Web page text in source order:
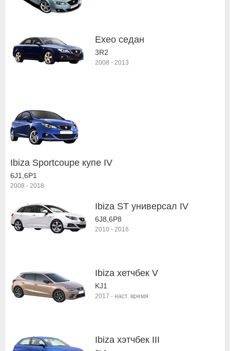
Exeo седан
3R2
2008 - 2013
Ibiza Sportcoupe купе IV
6J1,6P1
2008 - 2018
Ibiza ST универсал IV
6J8,6P8
2010 - 2016
Ibiza хетчбек V
KJ1
2017 - наст. время
Ibiza хэтчбек III